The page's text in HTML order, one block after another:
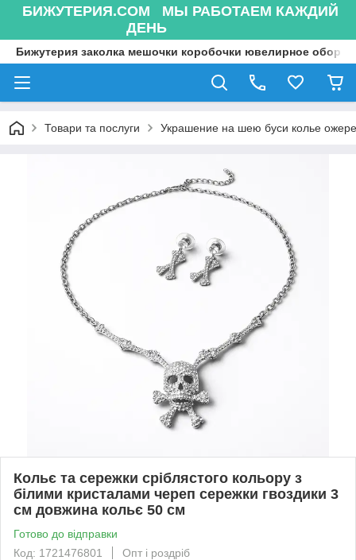
БИЖУТЕРИЯ.COM МЫ РАБОТАЕМ КАЖДИЙ
ДЕНЬ
Бижутерия заколка мешочки коробочки ювелирное
Товари та послуги Украшение на шею буси колье
Кольє та сережки сріблястого кольору з
білими кристалами череп сережки гвоздики 3
см довжина кольє 50 см
Готово до відправки
Код: 1721476801
Опт і роздріб